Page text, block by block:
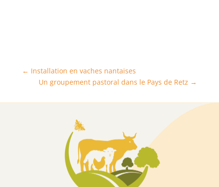
← Installation en vaches nantaises
Un groupement pastoral dans le Pays de Retz →